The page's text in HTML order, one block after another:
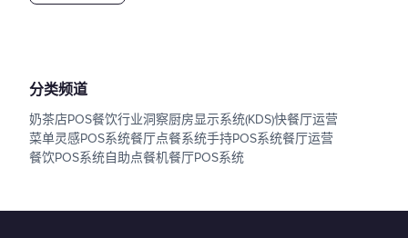
分类频道
奶茶店POS餐饮行业洞察厨房显示系统(KDS)快餐厅运营
菜单灵感POS系统餐厅点餐系统手持POS系统餐厅运营
餐饮POS系统自助点餐机餐厅POS系统